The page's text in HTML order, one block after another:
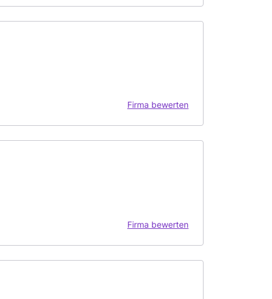
Firma bewerten
Firma bewerten